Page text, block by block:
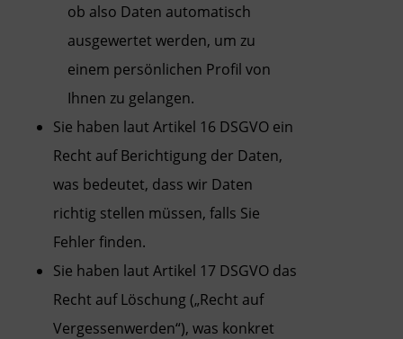
ob also Daten automatisch
ausgewertet werden, um zu
einem persönlichen Profil von
Ihnen zu gelangen.
Sie haben laut Artikel 16 DSGVO ein
Recht auf Berichtigung der Daten,
was bedeutet, dass wir Daten
richtig stellen müssen, falls Sie
Fehler finden.
Sie haben laut Artikel 17 DSGVO das
Recht auf Löschung („Recht auf
Vergessenwerden“), was konkret